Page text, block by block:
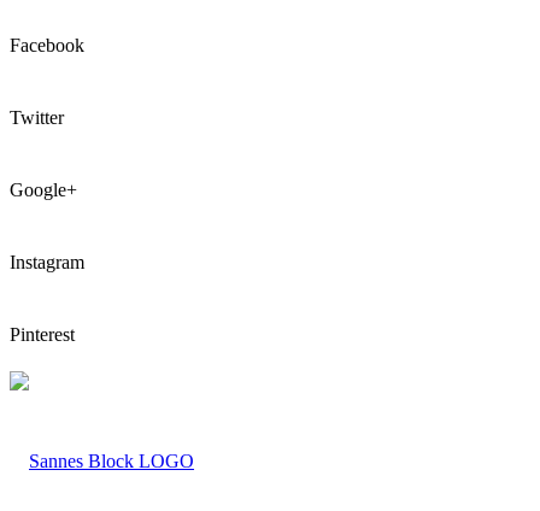
Facebook
Twitter
Google+
Instagram
Pinterest
LOGO